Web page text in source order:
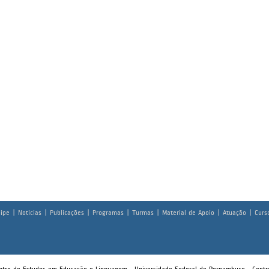
Noticias Publicações Programas Turmas Material de Apoio Atuação